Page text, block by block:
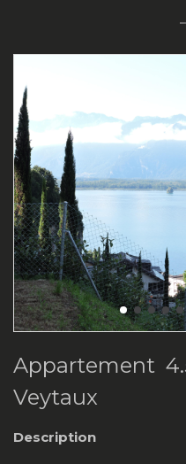
Appartement
Veytaux
Description